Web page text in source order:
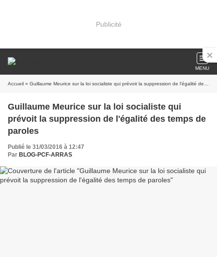
Publicité
MENU
Accueil » Guillaume Meurice sur la loi socialiste qui prévoit la suppression de l'égalité des temps de paroles
Guillaume Meurice sur la loi socialiste qui
prévoit la suppression de l'égalité des temps de
paroles
Publié le 31/03/2016 à 12:47
Par BLOG-PCF-ARRAS